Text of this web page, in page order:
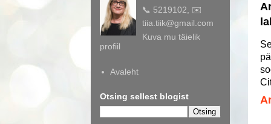
📞 5219102, ✉️
tiia.tiik@gmail.com
Kuva mu täielik
profiil
Avaleht
Otsing sellest blogist